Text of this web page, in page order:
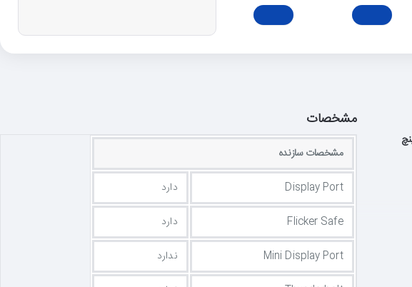
مشخصات
مشخصات سازنده
Display Port
دارد
Flicker Safe
دارد
Mini Display Port
ندارد